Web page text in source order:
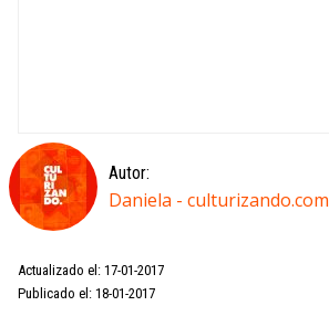
Autor:
Daniela - culturizando.com
Actualizado el: 17-01-2017
Publicado el: 18-01-2017